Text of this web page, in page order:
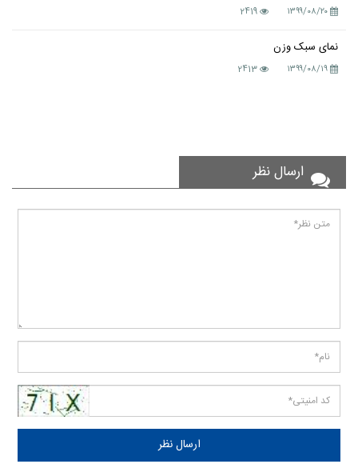
۱۳۹۹/۰۸/۲۰ 2419
نمای سبک وزن
۱۳۹۹/۰۸/۱۹ 2413
ارسال نظر
ارسال نظر